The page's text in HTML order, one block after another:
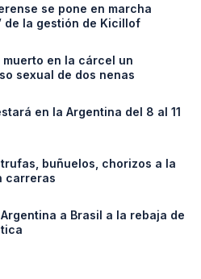
se pone en marcha
de la gestión de Kicillof
en la cárcel un
sexual de dos nenas
en la Argentina del 8 al 11
buñuelos, chorizos a la
carreras
a Brasil a la rebaja de